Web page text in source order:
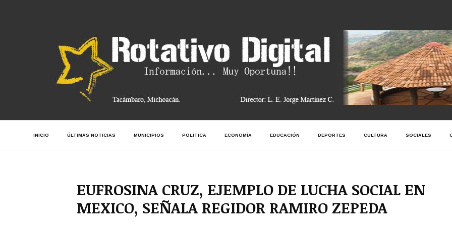
INICIO ÚLTIMAS NOTICIAS MUNICIPIOS POLÍTICA ECONOMÍA EDUCACIÓN DEPORTES CULTURA SOCIALES
EUFROSINA CRUZ, EJEMPLO DE LUCHA SOCIAL EN
MEXICO, SEÑALA REGIDOR RAMIRO ZEPEDA